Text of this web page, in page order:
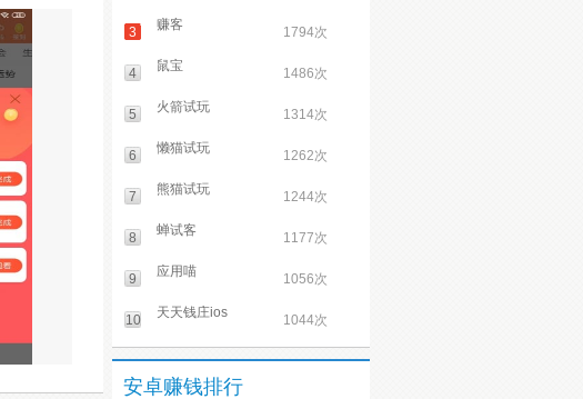
3 赚客 1794次
4 鼠宝 1486次
5 火箭试玩 1314次
6 懒猫试玩 1262次
7 熊猫试玩 1244次
8 蝉试客 1177次
9 应用喵 1056次
10 天天钱庄ios 1044次
安卓赚钱排行